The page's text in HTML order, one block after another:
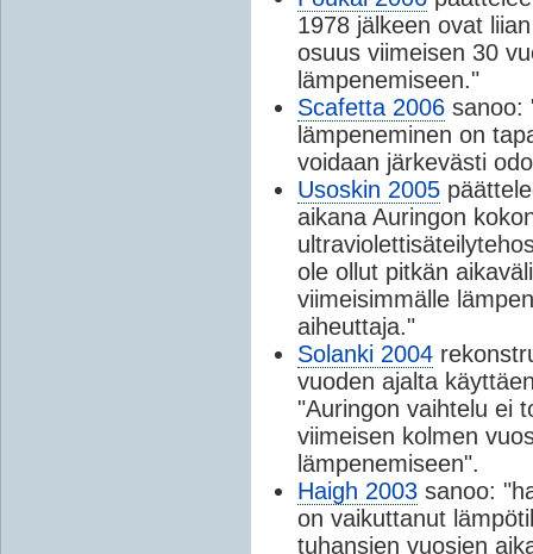
1978 jälkeen ovat
osuus viimeisen 30
lämpenemiseen."
Scafetta 2006 sanoo:
lämpeneminen on
voidaan järkevästi
Usoskin 2005
aikana Auringon
ole ollut pitkän
viimeisimmälle
aiheuttaja."
Solanki 2004
vuoden ajalta
"Auringon vaihtelu ei
viimeisen kolmen
lämpenemiseen".
Haigh 2003 sanoo:
on vaikuttanut
tuhansien vuosien